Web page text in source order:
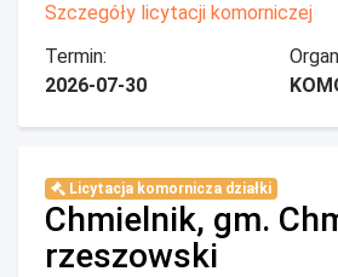
Szczegóły licytacji komorniczej
Termin:
2026-07-30
Licytacja komornicza działki
Chmielnik, gm.
rzeszowski